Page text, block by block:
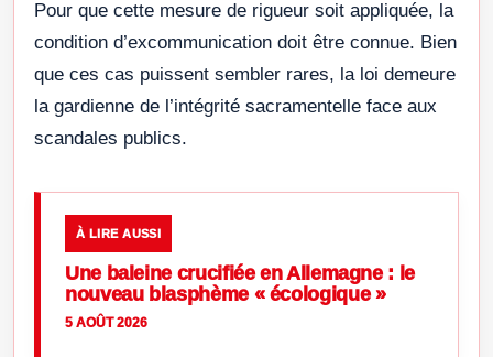
Pour que cette mesure de rigueur soit appliquée, la
condition d’excommunication doit être connue. Bien
que ces cas puissent sembler rares, la loi demeure
la gardienne de l’intégrité sacramentelle face aux
scandales publics.
À LIRE AUSSI
Une baleine crucifiée en Allemagne : le
nouveau blasphème « écologique »
5 AOÛT 2026